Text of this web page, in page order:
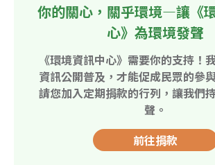
你的關心，關乎環境—讓《
心》為環境發聲
《環境資訊中心》需要你的支持！
資訊公開普及，才能促成民眾的參
請您加入定期捐款的行列，讓我們
聲。
前往捐款